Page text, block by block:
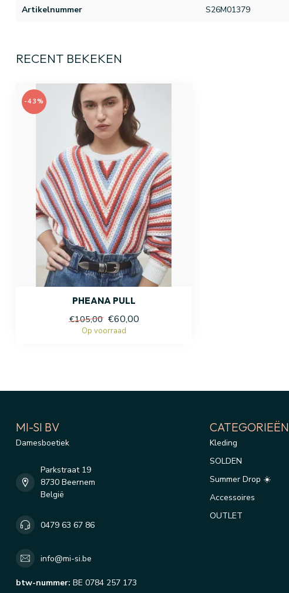
Artikelnummer S26M01379
RECENT BEKEKEN
-43%
PHEANA PULL
€105,00 €60,00
Op voorraad
MI-SI BV
Damesboetiek
Parkstraat 19
8730 Beernem
België
0479 63 67 86
info@mi-si.be
btw-nummer: BE 0784 257 173
CATEGORIEËN
Kleding
SOLDEN
Summer Drop ☀️
Accessoires
OUTLET